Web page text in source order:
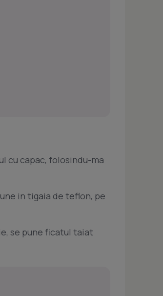
cu capac, folosindu-ma
in tigaia de teflon, pe
se pune ficatul taiat